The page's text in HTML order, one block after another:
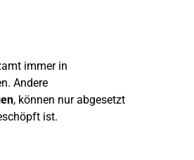
immer in
Andere
, können nur abgesetzt
ist.